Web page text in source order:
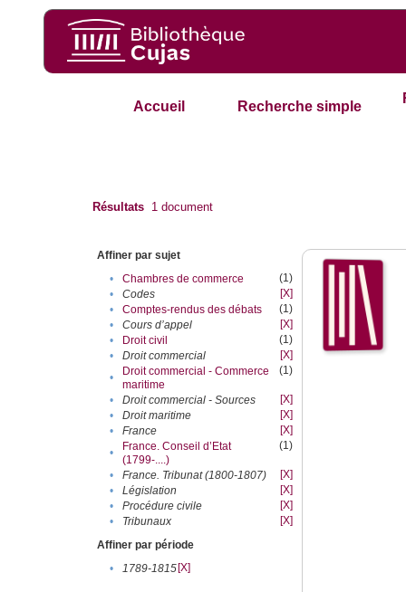
Accueil Recherche simple
Résultats 1 document
Affiner par sujet
•
Chambres de commerce
(1)
•
Codes
[X]
•
Comptes-rendus des débats
(1)
•
Cours d’appel
[X]
•
Droit civil
(1)
•
Droit commercial
[X]
•
Droit commercial - Commerce
maritime
(1)
• Droit commercial - Sources
[X]
•
Droit maritime
[X]
•
France
[X]
•
France. Conseil d’Etat
(1799-....)
(1)
• France. Tribunat (1800-1807)
[X]
•
Législation
[X]
•
Procédure civile
[X]
•
Tribunaux
[X]
Affiner par période
•
1789-1815[X]